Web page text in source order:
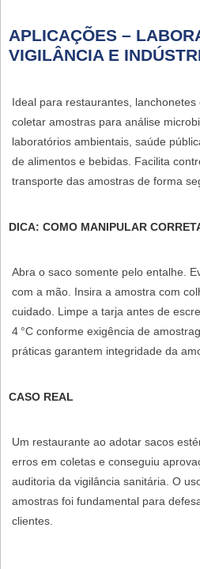
APLICAÇÕES –
VIGILÂNCIA E
Ideal para restaurantes,
coletar amostras para análise
laboratórios ambientais, saúde
de alimentos e bebidas. Facilita
transporte das amostras de forma
DICA: COMO MANIPULAR
Abra o saco somente pelo entalhe.
com a mão. Insira a amostra com
cuidado. Limpe a tarja antes de
4 °C conforme exigência de
práticas garantem integridade da
CASO REAL
Um restaurante ao adotar sacos
erros em coletas e conseguiu
auditoria da vigilância sanitária. O
amostras foi fundamental para
clientes.